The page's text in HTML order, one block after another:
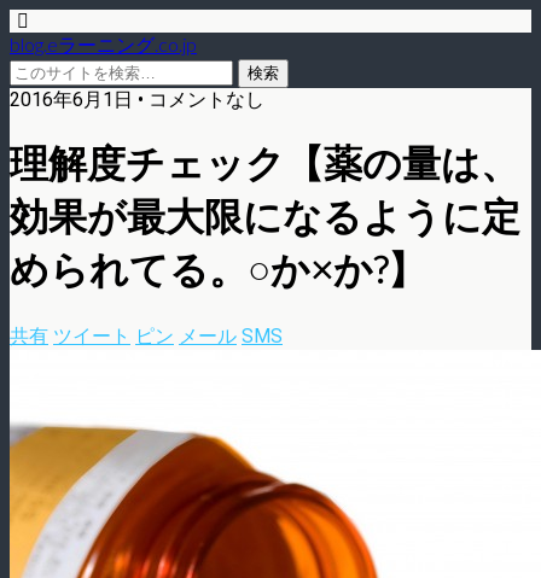
blog.eラーニング.co.jp
2016年6月1日 • コメントなし
理解度チェック【薬の量は、
効果が最大限になるように定
められてる。○か×か?】
共有 ツイート ピン メール SMS